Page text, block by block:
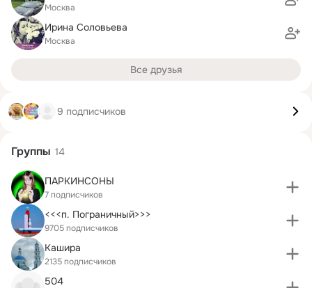
Москва
Ирина Соловьева
Москва
Все друзья
9 подписчиков
Группы 14
ПАРКИНСОНЫ
7 подписчиков
<<<п. Пограничный>>>
9705 подписчиков
Кашира
2135 подписчиков
504